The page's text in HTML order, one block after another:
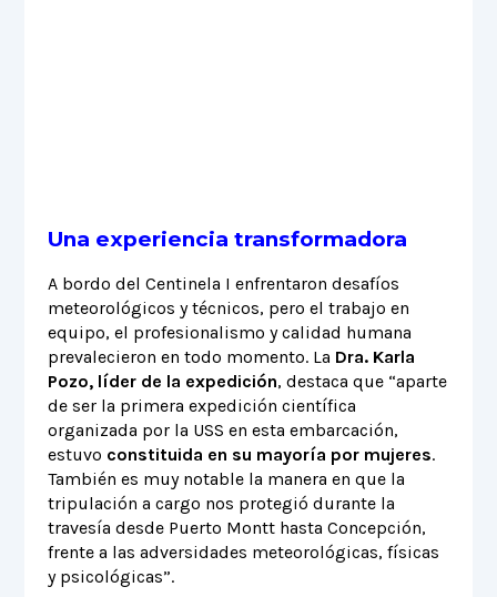
Una experiencia transformadora
A bordo del Centinela I enfrentaron desafíos
meteorológicos y técnicos, pero el trabajo en
equipo, el profesionalismo y calidad humana
prevalecieron en todo momento. La Dra. Karla
Pozo, líder de la expedición, destaca que “aparte
de ser la primera expedición científica
organizada por la USS en esta embarcación,
estuvo constituida en su mayoría por mujeres.
También es muy notable la manera en que la
tripulación a cargo nos protegió durante la
travesía desde Puerto Montt hasta Concepción,
frente a las adversidades meteorológicas, físicas
y psicológicas”.